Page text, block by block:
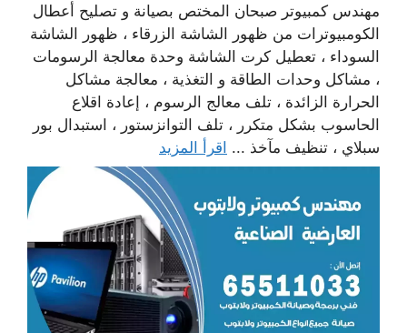
مهندس كمبيوتر صبحان المختص بصيانة و تصليح أعطال
الكومبيوترات من ظهور الشاشة الزرقاء ، ظهور الشاشة
السوداء ، تعطيل كرت الشاشة وحدة معالجة الرسومات
، مشاكل وحدات الطاقة و التغذية ، معالجة مشاكل
الحرارة الزائدة ، تلف معالج الرسوم ، إعادة اقلاع
الحاسوب بشكل متكرر ، تلف التوانزستور ، استبدال بور
سبلاي ، تنظيف مآخذ ... اقرأ المزيد